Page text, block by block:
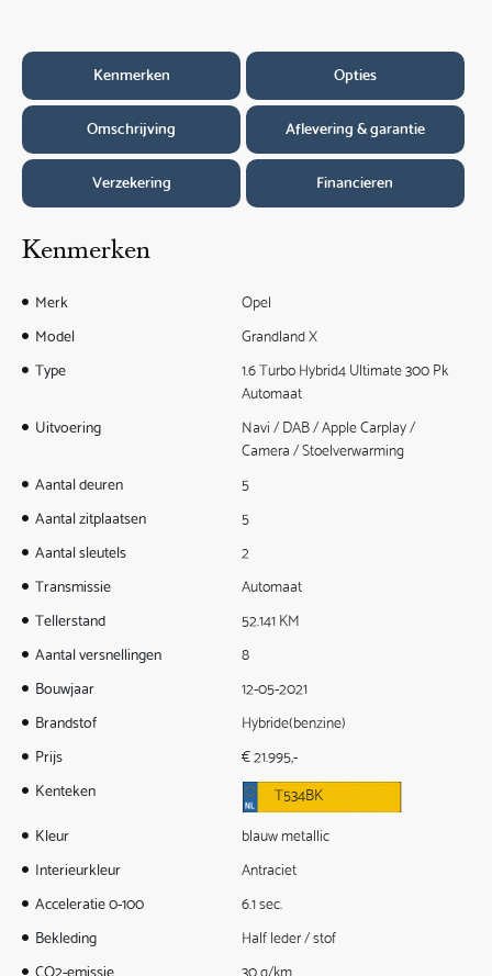
Kenmerken Opties
Omschrijving Aflevering & garantie
Verzekering Financieren
Kenmerken
Merk
Opel
Model
Grandland X
Type
1.6 Turbo Hybrid4 Ultimate 300 Pk
Automaat
Uitvoering
Navi / DAB / Apple Carplay /
Camera / Stoelverwarming
Aantal deuren
5
Aantal zitplaatsen
5
Aantal sleutels
2
Transmissie
Automaat
Tellerstand
52.141 KM
Aantal versnellingen
8
Bouwjaar
12-05-2021
Brandstof
Hybride(benzine)
Prijs
€ 21.995,-
Kenteken
T534BK
Kleur
blauw metallic
Interieurkleur
Antraciet
Acceleratie 0-100
6.1 sec.
Bekleding
Half leder / stof
CO2-emissie
30 g/km